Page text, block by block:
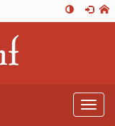
Toggle
navigation